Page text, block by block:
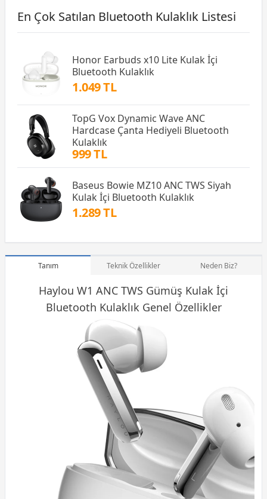
En Çok Satılan Bluetooth Kulaklık Listesi
Honor Earbuds x10 Lite Kulak İçi
Bluetooth Kulaklık
1.049 TL
TopG Vox Dynamic Wave ANC
Hardcase Çanta Hediyeli Bluetooth
Kulaklık
999 TL
Baseus Bowie MZ10 ANC TWS Siyah
Kulak İçi Bluetooth Kulaklık
1.289 TL
Tanım Teknik Özellikler Neden Biz?
Haylou W1 ANC TWS Gümüş Kulak İçi
Bluetooth KulaklıkGenel Özellikler